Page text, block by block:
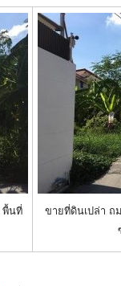
พื้นที่
ขายที่ดินเปล่า ถ